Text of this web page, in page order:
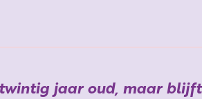
twintig jaar oud, maar blijft